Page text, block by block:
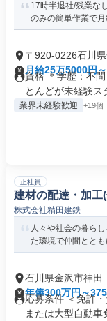
17時半退社/残業な
のみの簡単作業で
〒920-0226石川
月給25万5000円
資格 ＊学歴：不
とんどが未経験ス
業界未経験歓迎 +19個
正社員
建材の配達・加工
株式会社精田建鉄
人々や社会の暮ら
た環境で仲間とと
石川県金沢市神田
年俸300万円～
応募条件 ＜免許
または大型自動車